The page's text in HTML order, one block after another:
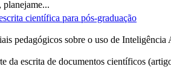
científica para pós-graduação
pedagógicos sobre o uso de
da escrita de documentos científicos